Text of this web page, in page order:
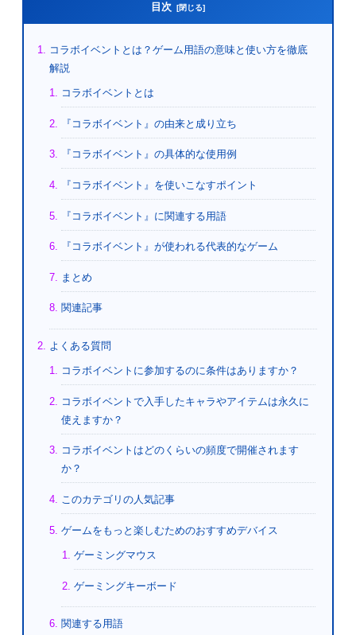
目次
コラボイベントとは？ゲーム用語の意味と使い方を徹底
解説
コラボイベントとは
『コラボイベント』の由来と成り立ち
『コラボイベント』の具体的な使用例
『コラボイベント』を使いこなすポイント
『コラボイベント』に関連する用語
『コラボイベント』が使われる代表的なゲーム
まとめ
関連記事
よくある質問
コラボイベントに参加するのに条件はありますか？
コラボイベントで入手したキャラやアイテムは永久に
使えますか？
コラボイベントはどのくらいの頻度で開催されます
か？
このカテゴリの人気記事
ゲームをもっと楽しむためのおすすめデバイス
ゲーミングマウス
ゲーミングキーボード
関連する用語